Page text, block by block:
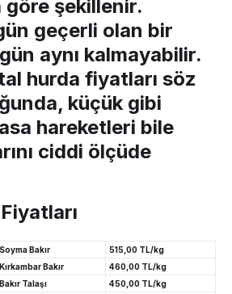
göre şekillenir.
geçerli olan bir
aynı kalmayabilir.
hurda fiyatları söz
küçük gibi
hareketleri bile
ciddi ölçüde
Soyma Bakır
515,00 TL/kg
Kırkambar Bakır
460,00 TL/kg
Bakır Talaşı
450,00 TL/kg